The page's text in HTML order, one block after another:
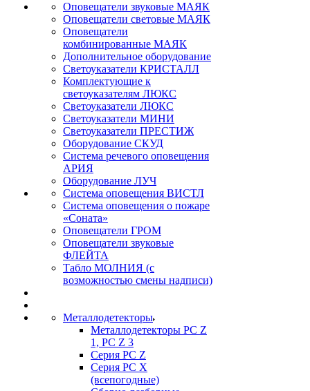
Оповещатели звуковые МАЯК
Оповещатели световые МАЯК
Оповещатели
комбинированные МАЯК
Дополнительное оборудование
Светоуказатели КРИСТАЛЛ
Комплектующие к
светоуказателям ЛЮКС
Светоуказатели ЛЮКС
Светоуказатели МИНИ
Светоуказатели ПРЕСТИЖ
Оборудование СКУД
Система речевого оповещения
АРИЯ
Оборудование ЛУЧ
Система оповещения ВИСТЛ
Система оповещения о пожаре
«Соната»
Оповещатели ГРОМ
Оповещатели звуковые
ФЛЕЙТА
Табло МОЛНИЯ (с
возможностью смены надписи)
Металлодетекторы
Металлодетекторы РС Z
1, PC Z 3
Серия РС Z
Серия РС X
(всепогодные)